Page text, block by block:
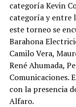
categoría Kevin
categoría y entre
este torneo se
Barahona
Camilo Vera,
René Ahumada,
Comunicaciones.
con la presencia
Alfaro.